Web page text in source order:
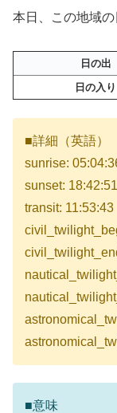
本日、この地域の
日の出
日の入り
■詳細（英語）
sunrise:
sunset: 18:42:51
transit: 11:53:43
■意味